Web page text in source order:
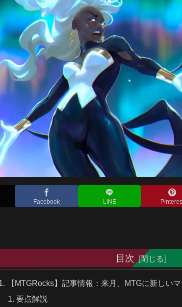
Facebook LINE
目次
【MTGRocks】記事情報：来月、MTGに新しい
要点解説